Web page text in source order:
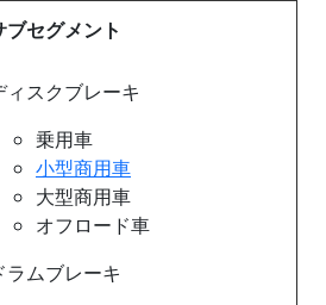
ブセグメント
ィスクブレーキ
乗用車
小型商用車
大型商用車
オフロード車
ラムブレーキ